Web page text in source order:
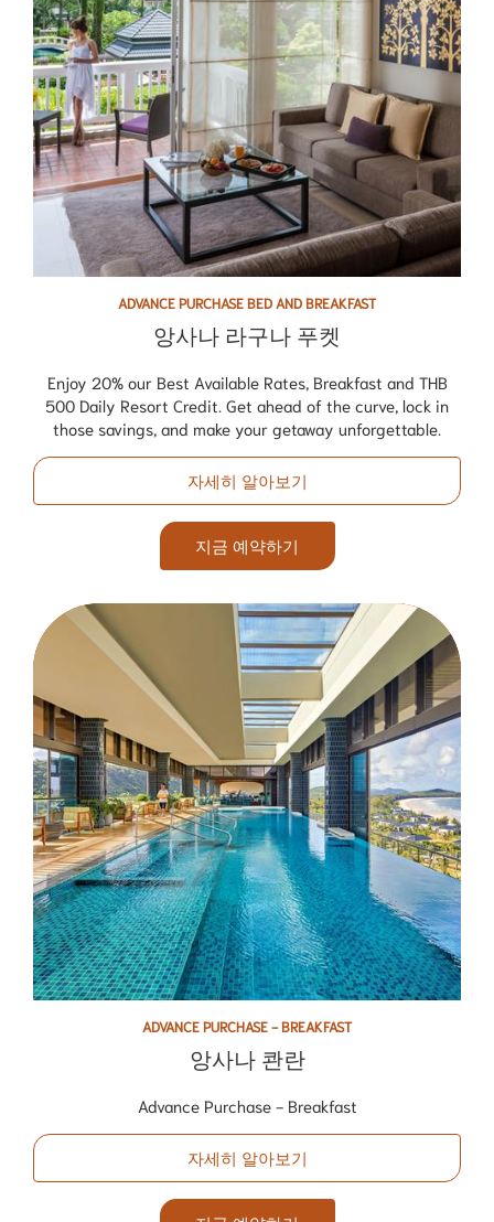
ADVANCE PURCHASE BED AND BREAKFAST
앙사나 라구나 푸켓
Enjoy 20% our Best Available Rates, Breakfast and THB
500 Daily Resort Credit. Get ahead of the curve, lock in
those savings, and make your getaway unforgettable.
자세히 알아보기
지금 예약하기
ADVANCE PURCHASE - BREAKFAST
앙사나 콴란
Advance Purchase - Breakfast
자세히 알아보기